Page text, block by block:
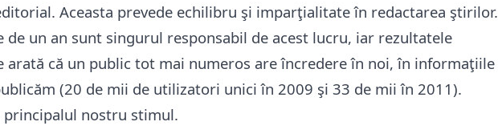
Aceasta prevede echilibru şi imparţialitate în redactarea ştirilor.
de un an sunt singurul responsabil de acest lucru, iar rezultatele
arată că un public tot mai numeros are încredere în noi, în informaţiile
(20 de mii de utilizatori unici în 2009 şi 33 de mii în 2011).
principalul nostru stimul.